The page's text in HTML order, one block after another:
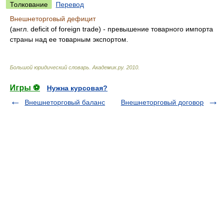
Толкование
Перевод
Внешнеторговый дефицит
(англ. deficit of foreign trade) - превышение товарного импорта
страны над ее товарным экспортом.
Большой юридический словарь Академик.ру. 2010
Игры ⚽
Нужна курсовая?
Внешнеторговый баланс
Внешнеторговый договор